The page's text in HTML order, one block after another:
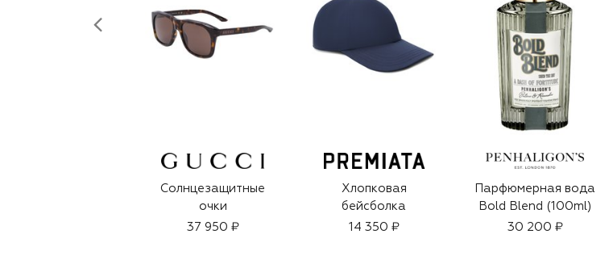
Солнцезащитные
очки
37 950 ₽
Хлопковая
бейсболка
14 350 ₽
Парфюмерная вода
Bold Blend (100ml)
30 200 ₽